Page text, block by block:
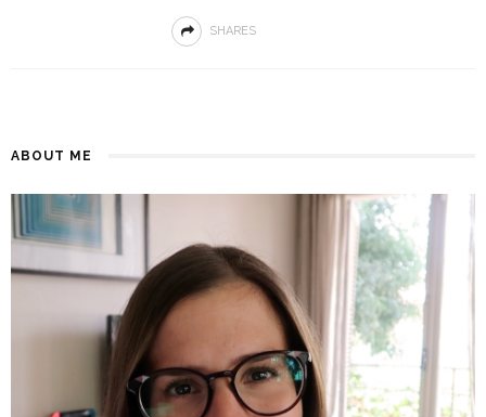
SHARES
ABOUT ME